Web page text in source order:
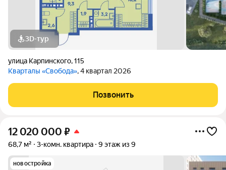
3D-тур
улица Карпинского,115
Кварталы «Свобода», 4 квартал 2026
Позвонить
12 020 000 ₽
68,7 м² 3-комн. квартира 9 этаж из 9
новостройка